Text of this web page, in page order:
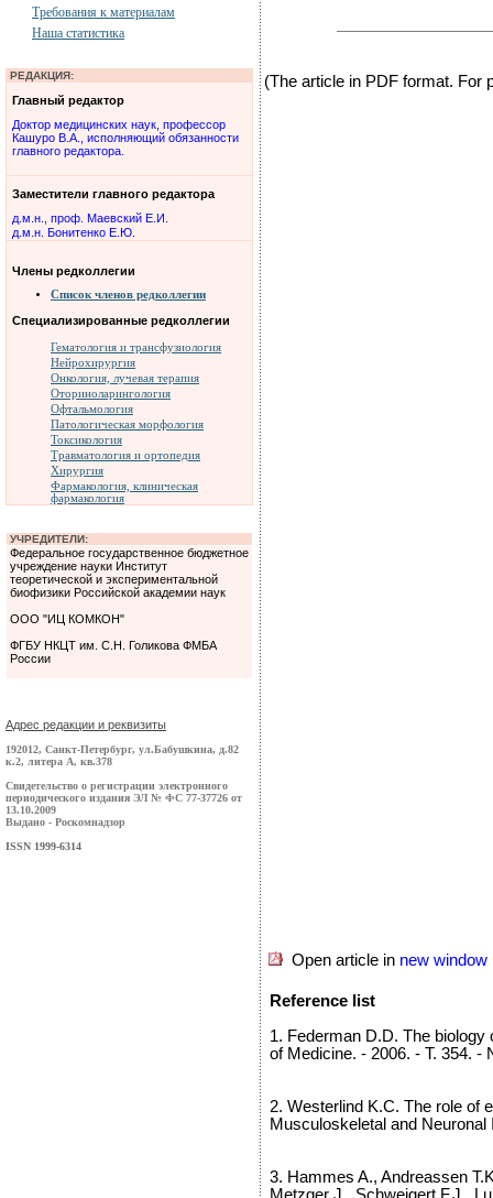
Требования к материалам
Наша статистика
РЕДАКЦИЯ:
Главный редактор
Доктор медицинских наук, профессор
Кашуро В.А., исполняющий обязанности
главного редактора.
Заместители главного редактора
д.м.н., проф. Маевский Е.И.
д.м.н. Бонитенко Е.Ю.
Члены редколлегии
Список членов редколлегии
Специализированные редколлегии
Гематология и трансфузиология
Нейрохирургия
Онкология, лучевая терапия
Оториноларингология
Офтальмология
Патологическая морфология
Токсикология
Травматология и ортопедия
Хирургия
Фармакология, клиническая
фармакология
УЧРЕДИТЕЛИ:
Федеральное государственное бюджетное
учреждение науки Институт
теоретической и экспериментальной
биофизики Российской академии наук
ООО "ИЦ КОМКОН"
ФГБУ НКЦТ им. С.Н. Голикова ФМБА
России
Адрес редакции и реквизиты
192012, Санкт-Петербург, ул.Бабушкина, д.82
к.2, литера А, кв.378
Свидетельство о регистрации электронного
периодического издания ЭЛ № ФС 77-37726 от
13.10.2009
Выдано - Роскомнадзор
ISSN 1999-6314
(The article in PDF format. For
Open article in new window
Reference list
1. Federman D.D. The
of Medicine. - 2006. - T. 354. -
2. Westerlind K.C. The role of
Musculoskeletal and
3. Hammes A., Andreassen